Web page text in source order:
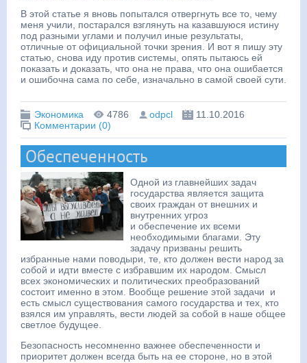
В этой статье я вновь попытался отвергнуть все то, чему
меня учили, постарался взглянуть на казавшуюся истину
под разными углами и получил иные результаты,
отличные от официальной точки зрения. И вот я пишу эту
статью, снова иду против системы, опять пытаюсь ей
показать и доказать, что она не права, что она ошибается
и ошибочна сама по себе, изначально в самой своей сути.
Экономика 4786 odpcl
11.10.2016
Комментарии (0)
Обеспеченность
Одной из главнейших задач
государства является защита
своих граждан от внешних и
внутренних угроз
и обеспечение их всеми
необходимыми благами. Эту
задачу призваны решить
избранные нами поводыри, те, кто должен вести народ за
собой и идти вместе с избравшим их народом. Смысл
всех экономических и политических преобразований
состоит именно в этом. Вообще решение этой задачи и
есть смысл существования самого государства и тех, кто
взялся им управлять, вести людей за собой в наше общее
светлое будущее.
Безопасность несомненно важнее обеспеченности и
приоритет должен всегда быть на ее стороне, но в этой